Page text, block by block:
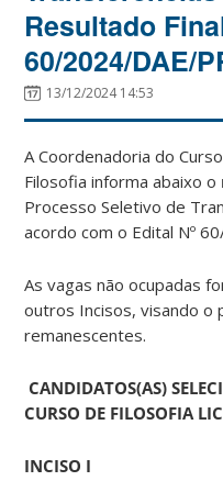
Resultado
60/2024/DAE/
13/12/2024 14:53
A Coordenadoria do
Filosofia informa abaixo o
Processo Seletivo de
acordo com o Edital Nº
As vagas não ocupadas
outros Incisos, visando o
remanescentes.
CANDIDATOS(AS)
CURSO DE FILOSOFIA
INCISO I